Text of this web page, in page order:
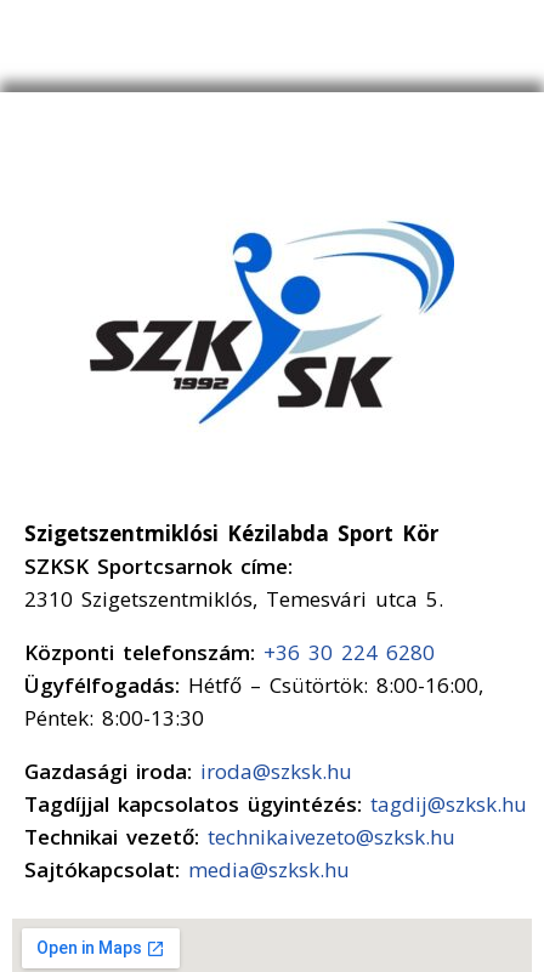
Szigetszentmiklósi Kézilabda Sport Kör
SZKSK Sportcsarnok címe:
2310 Szigetszentmiklós, Temesvári utca 5.
Központi telefonszám: +36 30 224 6280
Ügyfélfogadás: Hétfő – Csütörtök: 8:00-16:00,
Péntek: 8:00-13:30
Gazdasági iroda: iroda@szksk.hu
Tagdíjjal kapcsolatos ügyintézés: tagdij@szksk.hu
Technikai vezető: technikaivezeto@szksk.hu
Sajtókapcsolat: media@szksk.hu